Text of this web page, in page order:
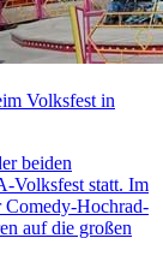
Volksfest in
beiden
Volksfest statt. Im
Hochrad-
auf die großen